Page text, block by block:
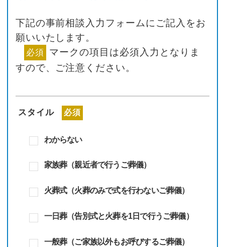
下記の事前相談入力フォームにご記入をお
願いいたします。
必須 マークの項目は必須入力となりま
すので、 ご注意ください。
スタイル 必須
わからない
家族葬（親近者で行うご葬儀）
火葬式（火葬のみで式を行わないご葬儀）
一日葬（告別式と火葬を1日で行うご葬儀）
一般葬（ご家族以外もお呼びするご葬儀）